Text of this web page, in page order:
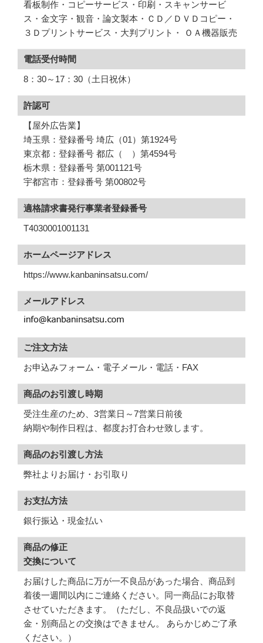
看板制作・コピーサービス・印刷・スキャンサービ
ス・金文字・観音・論文製本・ＣＤ／ＤＶＤコピー・
３Ｄプリントサービス・大判プリント・ ＯＡ機器販売
電話受付時間
8：30～17：30（土日祝休）
許認可
【屋外広告業】
埼玉県：登録番号 埼広（01）第1924号
東京都：登録番号 都広（ ）第4594号
栃木県：登録番号 第001121号
宇都宮市：登録番号 第00802号
適格請求書発行事業者登録番号
T4030001001131
ホームページアドレス
https://www.kanbaninsatsu.com/
メールアドレス
ご注文方法
お申込みフォーム・電子メール・電話・FAX
商品のお引渡し時期
受注生産のため、3営業日～7営業日前後
納期や制作日程は、都度お打合わせ致します。
商品のお引渡し方法
弊社よりお届け・お引取り
お支払方法
銀行振込・現金払い
商品の修正
交換について
お届けした商品に万が一不良品があった場合、商品到
着後一週間以内にご連絡ください。同一商品にお取替
させていただきます。（ただし、不良品扱いでの返
金・別商品との交換はできません。 あらかじめご了承
ください。）